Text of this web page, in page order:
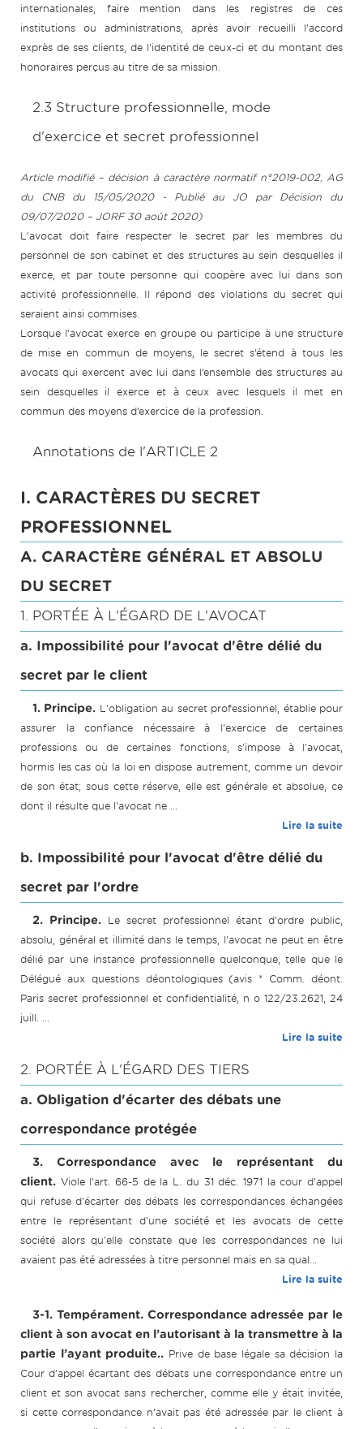
internationales, faire mention dans les registres de ces
institutions ou administrations, après avoir recueilli l'accord
exprès de ses clients, de l'identité de ceux-ci et du montant des
honoraires perçus au titre de sa mission.
2.3 Structure professionnelle, mode
d'exercice et secret professionnel
Article modifié – décision à caractère normatif n°2019-002, AG
du CNB du 15/05/2020 - Publié au JO par Décision du
09/07/2020 – JORF 30 août 2020)
L’avocat doit faire respecter le secret par les membres du
personnel de son cabinet et des structures au sein desquelles il
exerce, et par toute personne qui coopère avec lui dans son
activité professionnelle. Il répond des violations du secret qui
seraient ainsi commises.
Lorsque l’avocat exerce en groupe ou participe à une structure
de mise en commun de moyens, le secret s’étend à tous les
avocats qui exercent avec lui dans l’ensemble des structures au
sein desquelles il exerce et à ceux avec lesquels il met en
commun des moyens d’exercice de la profession.
Annotations de l'ARTICLE 2
I. CARACTÈRES DU SECRET
PROFESSIONNEL
A. CARACTÈRE GÉNÉRAL ET ABSOLU
DU SECRET
1. PORTÉE À L'ÉGARD DE L'AVOCAT
a. Impossibilité pour l'avocat d'être délié du
secret par le client
1. Principe. L'obligation au secret professionnel, établie pour
assurer la confiance nécessaire à l'exercice de certaines
professions ou de certaines fonctions, s'impose à l'avocat,
hormis les cas où la loi en dispose autrement, comme un devoir
de son état; sous cette réserve, elle est générale et absolue, ce
dont il résulte que l'avocat ne ...
Lire la suite
b. Impossibilité pour l'avocat d'être délié du
secret par l'ordre
2. Principe. Le secret professionnel étant d'ordre public,
absolu, général et illimité dans le temps, l'avocat ne peut en être
délié par une instance professionnelle quelconque, telle que le
Délégué aux questions déontologiques (avis * Comm. déont.
Paris secret professionnel et confidentialité, n o 122/23.2621, 24
juill. ...
Lire la suite
2. PORTÉE À L'ÉGARD DES TIERS
a. Obligation d'écarter des débats une
correspondance protégée
3. Correspondance avec le représentant du
client. Viole l'art. 66-5 de la L. du 31 déc. 1971 la cour d'appel
qui refuse d'écarter des débats les correspondances échangées
entre le représentant d'une société et les avocats de cette
société alors qu'elle constate que les correspondances ne lui
avaient pas été adressées à titre personnel mais en sa qual...
Lire la suite
3-1. Tempérament. Correspondance adressée par le
client à son avocat en l’autorisant à la transmettre à la
partie l’ayant produite.. Prive de base légale sa décision la
Cour d’appel écartant des débats une correspondance entre un
client et son avocat sans rechercher, comme elle y était invitée,
si cette correspondance n’avait pas été adressée par le client à